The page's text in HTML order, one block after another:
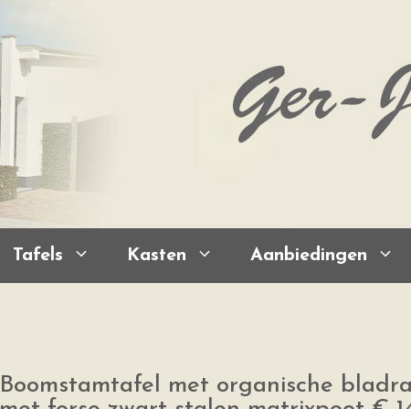
Tafels Kasten Aanbiedingen
Boomstamtafel met organische